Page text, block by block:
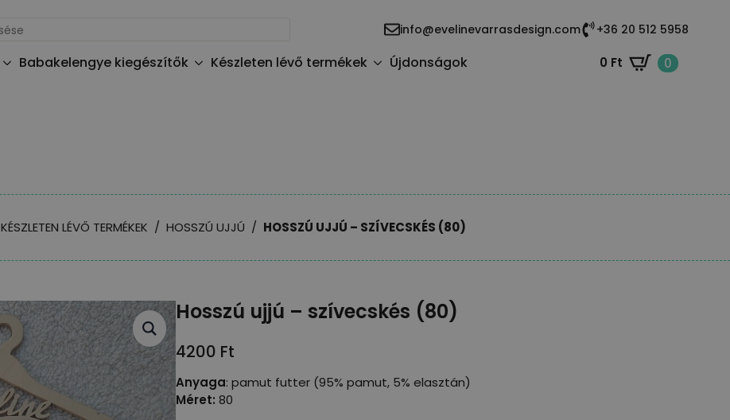
info@evelinevarrasdesign.com +36 20 512 5958
Babakelengye kiegészítők Készleten lévő termékek Újdonságok 0 Ft 0
KÉSZLETEN LÉVŐ TERMÉKEK HOSSZÚ UJJÚ HOSSZÚ UJJÚ – SZÍVECSKÉS (80)
Hosszú ujjú – szívecskés (80)
4200 Ft
Anyaga: pamut futter (95% pamut, 5% elasztán)
Méret: 80